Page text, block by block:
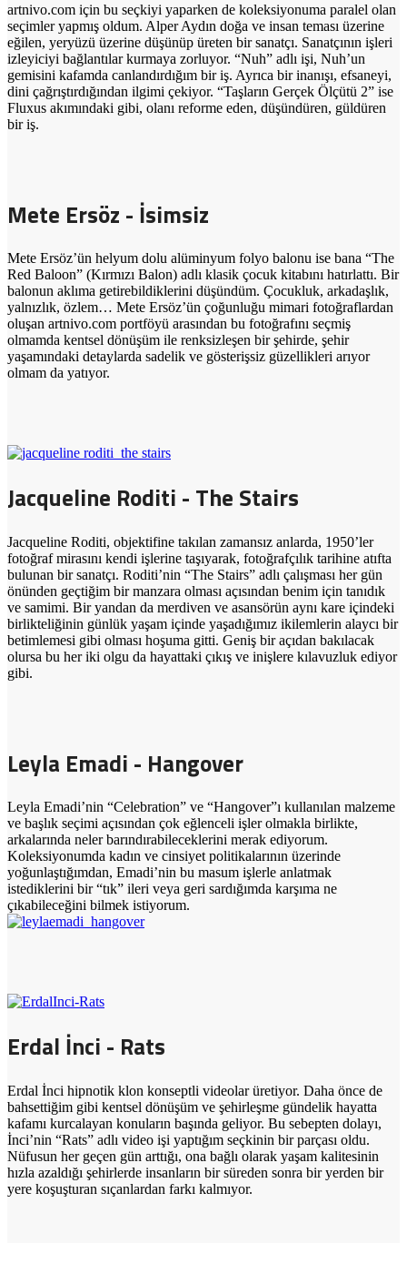
artnivo.com için bu seçkiyi yaparken de koleksiyonuma paralel olan
seçimler yapmış oldum. Alper Aydın doğa ve insan teması üzerine
eğilen, yeryüzü üzerine düşünüp üreten bir sanatçı. Sanatçının işleri
izleyiciyi bağlantılar kurmaya zorluyor. “Nuh” adlı işi, Nuh’un
gemisini kafamda canlandırdığım bir iş. Ayrıca bir inanışı, efsaneyi,
dini çağrıştırdığından ilgimi çekiyor. “Taşların Gerçek Ölçütü 2” ise
Fluxus akımındaki gibi, olanı reforme eden, düşündüren, güldüren
bir iş.
Mete Ersöz - İsimsiz
Mete Ersöz’ün helyum dolu alüminyum folyo balonu ise bana “The
Red Baloon” (Kırmızı Balon) adlı klasik çocuk kitabını hatırlattı. Bir
balonun aklıma getirebildiklerini düşündüm. Çocukluk, arkadaşlık,
yalnızlık, özlem… Mete Ersöz’ün çoğunluğu mimari fotoğraflardan
oluşan artnivo.com portföyü arasından bu fotoğrafını seçmiş
olmamda kentsel dönüşüm ile renksizleşen bir şehirde, şehir
yaşamındaki detaylarda sadelik ve gösterişsiz güzellikleri arıyor
olmam da yatıyor.
Jacqueline Roditi - The Stairs
Jacqueline Roditi, objektifine takılan zamansız anlarda, 1950’ler
fotoğraf mirasını kendi işlerine taşıyarak, fotoğrafçılık tarihine atıfta
bulunan bir sanatçı. Roditi’nin “The Stairs” adlı çalışması her gün
önünden geçtiğim bir manzara olması açısından benim için tanıdık
ve samimi. Bir yandan da merdiven ve asansörün aynı kare içindeki
birlikteliğinin günlük yaşam içinde yaşadığımız ikilemlerin alaycı bir
betimlemesi gibi olması hoşuma gitti. Geniş bir açıdan bakılacak
olursa bu her iki olgu da hayattaki çıkış ve inişlere kılavuzluk ediyor
gibi.
Leyla Emadi - Hangover
Leyla Emadi’nin “Celebration” ve “Hangover”ı kullanılan malzeme
ve başlık seçimi açısından çok eğlenceli işler olmakla birlikte,
arkalarında neler barındırabileceklerini merak ediyorum.
Koleksiyonumda kadın ve cinsiyet politikalarının üzerinde
yoğunlaştığımdan, Emadi’nin bu masum işlerle anlatmak
istediklerini bir “tık” ileri veya geri sardığımda karşıma ne
çıkabileceğini bilmek istiyorum.
Erdal İnci - Rats
Erdal İnci hipnotik klon konseptli videolar üretiyor. Daha önce de
bahsettiğim gibi kentsel dönüşüm ve şehirleşme gündelik hayatta
kafamı kurcalayan konuların başında geliyor. Bu sebepten dolayı,
İnci’nin “Rats” adlı video işi yaptığım seçkinin bir parçası oldu.
Nüfusun her geçen gün arttığı, ona bağlı olarak yaşam kalitesinin
hızla azaldığı şehirlerde insanların bir süreden sonra bir yerden bir
yere koşuşturan sıçanlardan farkı kalmıyor.